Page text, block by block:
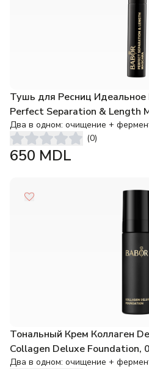
Тушь для Ресниц
Perfect Separation & Length
Два в одном: очищение +
(0)
650 MDL
Тональный Крем Коллаген
Collagen Deluxe Foundation,
Два в одном: очищение +